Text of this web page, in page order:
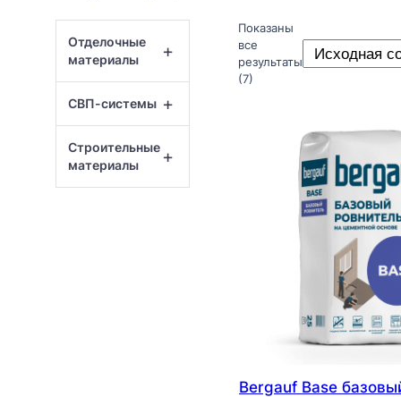
+
Отделочные
материалы
+
СВП-системы
+
Строительные
материалы
Показаны
все
результаты
(7)
Bergauf Base